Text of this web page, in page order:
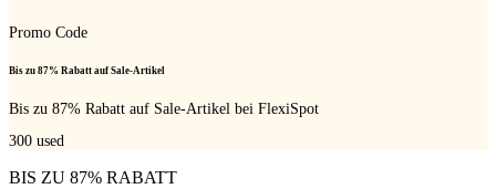
Promo Code
Bis zu 87% Rabatt auf Sale-Artikel
Bis zu 87% Rabatt auf Sale-Artikel bei FlexiSpot
300 used
BIS ZU 87% RABATT